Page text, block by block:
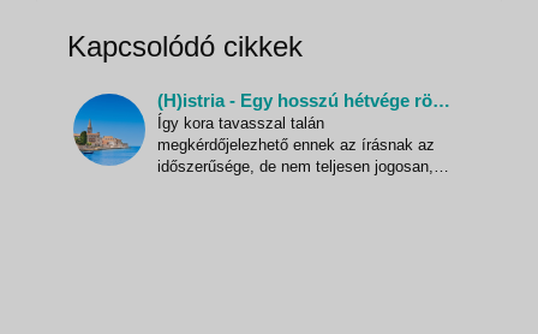
Kapcsolódó cikkek
(H)istria - Egy hosszú hétvége rövid története
Így kora tavasszal talán
megkérdőjelezhető ennek az írásnak az
időszerűsége, de nem teljesen jogosan,